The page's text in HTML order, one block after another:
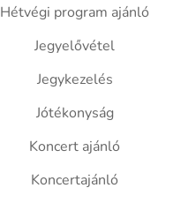
Hétvégi program ajánló
Jegyelővétel
Jegykezelés
Jótékonyság
Koncert ajánló
Koncertajánló